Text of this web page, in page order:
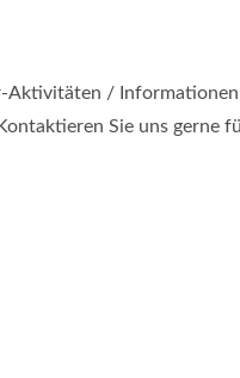
Aktivitäten /
Sie uns gerne